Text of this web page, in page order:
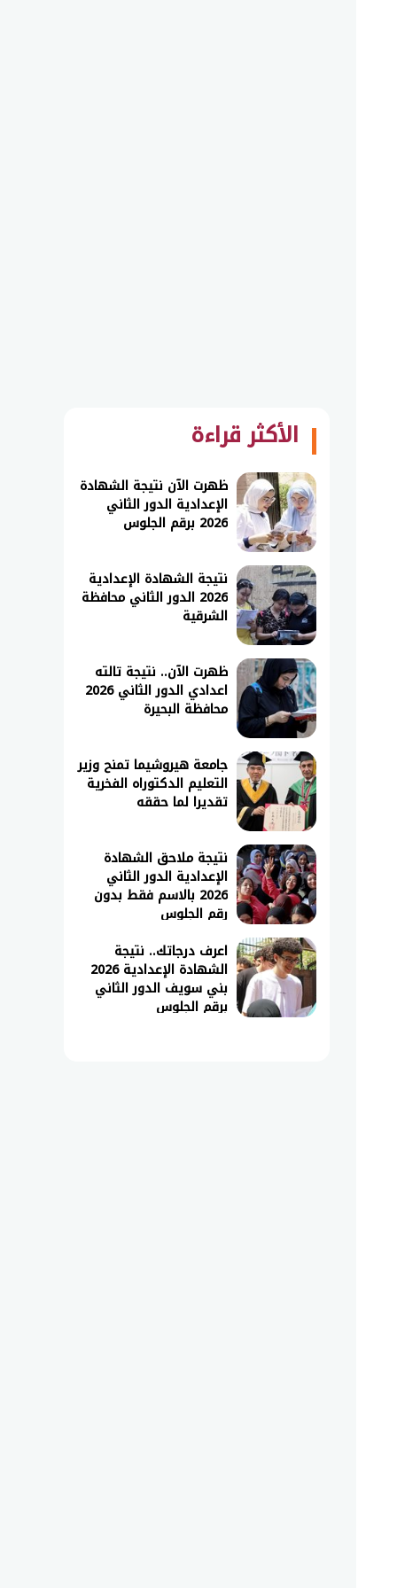
الأكثر قراءة
ظهرت الآن نتيجة الشهادة
الإعدادية الدور الثاني
2026 برقم الجلوس
نتيجة الشهادة الإعدادية
2026 الدور الثاني محافظة
الشرقية
ظهرت الآن.. نتيجة تالته
اعدادي الدور الثاني 2026
محافظة البحيرة
جامعة هيروشيما تمنح وزير
التعليم الدكتوراه الفخرية
تقديرا لما حققه
نتيجة ملاحق الشهادة
الإعدادية الدور الثاني
2026 بالاسم فقط بدون
رقم الجلوس
اعرف درجاتك.. نتيجة
الشهادة الإعدادية 2026
بني سويف الدور الثاني
برقم الجلوس